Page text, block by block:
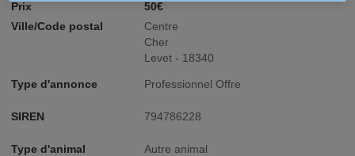
Prix
50€
Ville/Code postal
Centre
Cher
Levet - 18340
Type d'annonce Professionnel Offre
SIREN 794786228
Type d'animal Autre animal